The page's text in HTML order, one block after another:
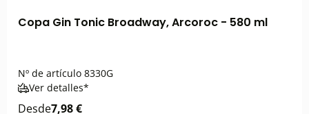
Copa Gin Tonic Broadway, Arcoroc - 580 ml
Nº de artículo 8330G
Ver detalles*
Desde7,98 €